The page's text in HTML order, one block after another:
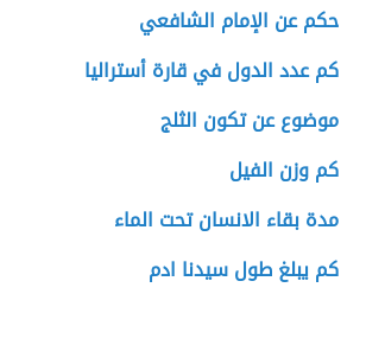
حكم عن الإمام الشافعي
کم عدد الدول في قارة أسترالیا
موضوع عن تكون الثلج
كم وزن الفيل
مدة بقاء الانسان تحت الماء
كم يبلغ طول سيدنا ادم